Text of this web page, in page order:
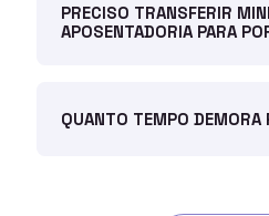
PRECISO TRANSFERIR
APOSENTADORIA PARA
QUANTO TEMPO DEMORA